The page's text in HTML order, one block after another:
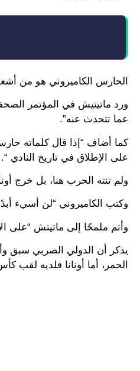
الحارس الكاميروني هو من
ورد ماتيتيش في المؤتمر
عما تتحدث عنه”.
كما أضاف “إذا قال كلماته
على الإطلاق في تاريخ النادي “.
ولم تنته الحرب هنا، بل خرج
وكتب الكاميروني “لن أسيء
وأتم ملمحًا إلى ماتيتش “على
الحمر، أما أونانا فلديه لقب